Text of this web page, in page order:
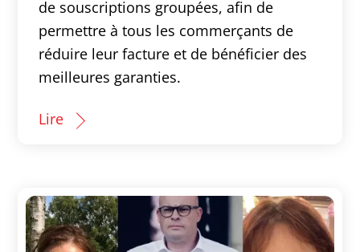
de souscriptions groupées, afin de
permettre à tous les commerçants de
réduire leur facture et de bénéficier des
meilleures garanties.
Lire